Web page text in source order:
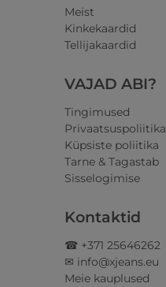
Meist
Kinkekaardid
Tellijakaardid
VAJAD ABI?
Tingimused
Privaatsuspoliitika
Küpsiste poliitika
Tarne & Tagastab
Sisselogimise
Kontaktid
☎ +371 25646262
✉ info@xjeans.eu
Meie kauplused